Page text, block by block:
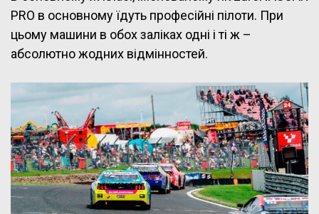
PRO в основному їдуть професійні пілоти. При
цьому машини в обох заліках одні і ті ж –
абсолютно жодних відмінностей.